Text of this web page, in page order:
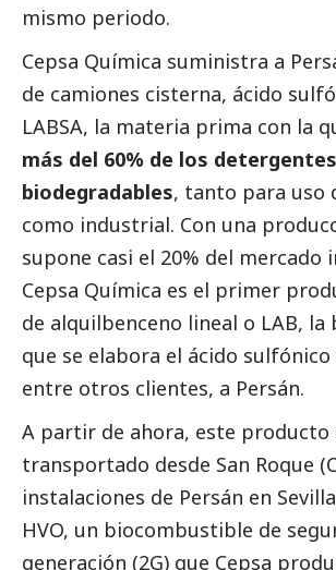
mismo periodo.
Cepsa Química suministra a
de camiones cisterna, ácido
LABSA, la materia prima con la
más del 60% de los detergentes
biodegradables, tanto para uso
como industrial. Con una
supone casi el 20% del mercado
Cepsa Química es el primer
de alquilbenceno lineal o LAB, la
que se elabora el ácido sulfónico
entre otros clientes, a Persán.
A partir de ahora, este producto
transportado desde San Roque
instalaciones de Persán en
HVO, un biocombustible de
generación (2G) que Cepsa